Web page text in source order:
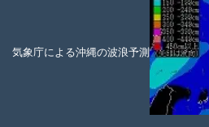
気象庁による沖縄の波浪予測